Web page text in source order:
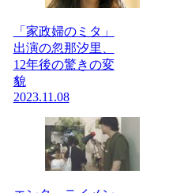
「家政婦のミタ」
出演の忽那汐里、
12年後の驚きの変
貌
2023.11.08